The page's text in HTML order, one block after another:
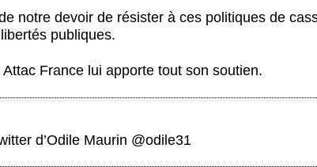
notre devoir de résister à ces politiques de
publiques.
France lui apporte tout son soutien.
d’Odile Maurin @odile31